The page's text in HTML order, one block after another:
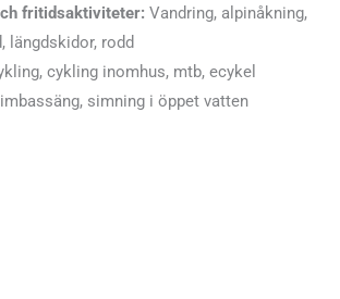
fritidsaktiviteter: Vandring, alpinåkning,
längdskidor, rodd
cykling inomhus, mtb, ecykel
simning i öppet vatten